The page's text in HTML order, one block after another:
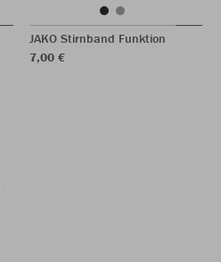
JAKO Stirnband Funktion
7,00 €